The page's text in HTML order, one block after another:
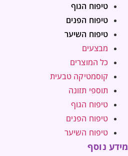
טיפוח הגוף
טיפוח הפנים
טיפוח השיער
מבצעים
כל המוצרים
קוסמטיקה טבעית
תוספי תזונה
טיפוח הגוף
טיפוח הפנים
טיפוח השיער
מידע נוסף